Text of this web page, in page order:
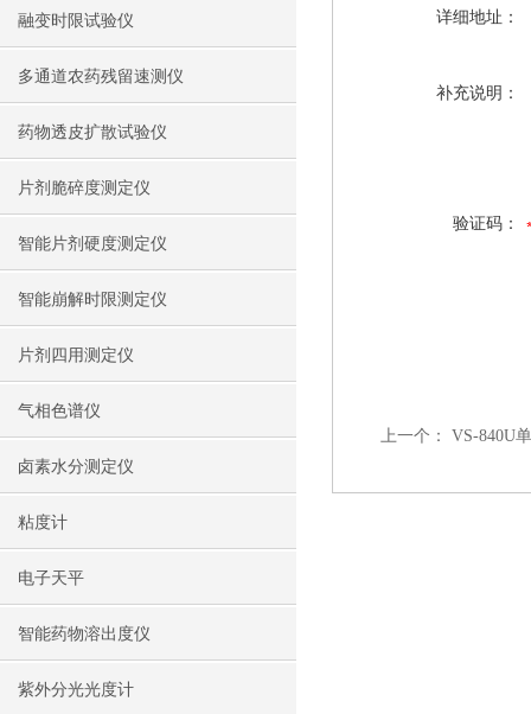
融变时限试验仪
多通道农药残留速测仪
药物透皮扩散试验仪
片剂脆碎度测定仪
智能片剂硬度测定仪
智能崩解时限测定仪
片剂四用测定仪
气相色谱仪
卤素水分测定仪
粘度计
电子天平
智能药物溶出度仪
紫外分光光度计
详细地址：
补充说明：
验证码：
上一个： VS-840U